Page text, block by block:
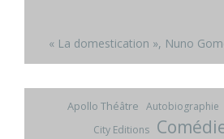
« La domestication », Nuno
Apollo Théâtre Autobiographie
City Editions